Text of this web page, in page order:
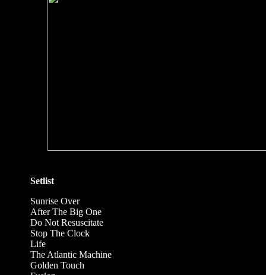
Setlist
Sunrise Over
After The Big One
Do Not Resuscitate
Stop The Clock
Life
The Atlantic Machine
Golden Touch